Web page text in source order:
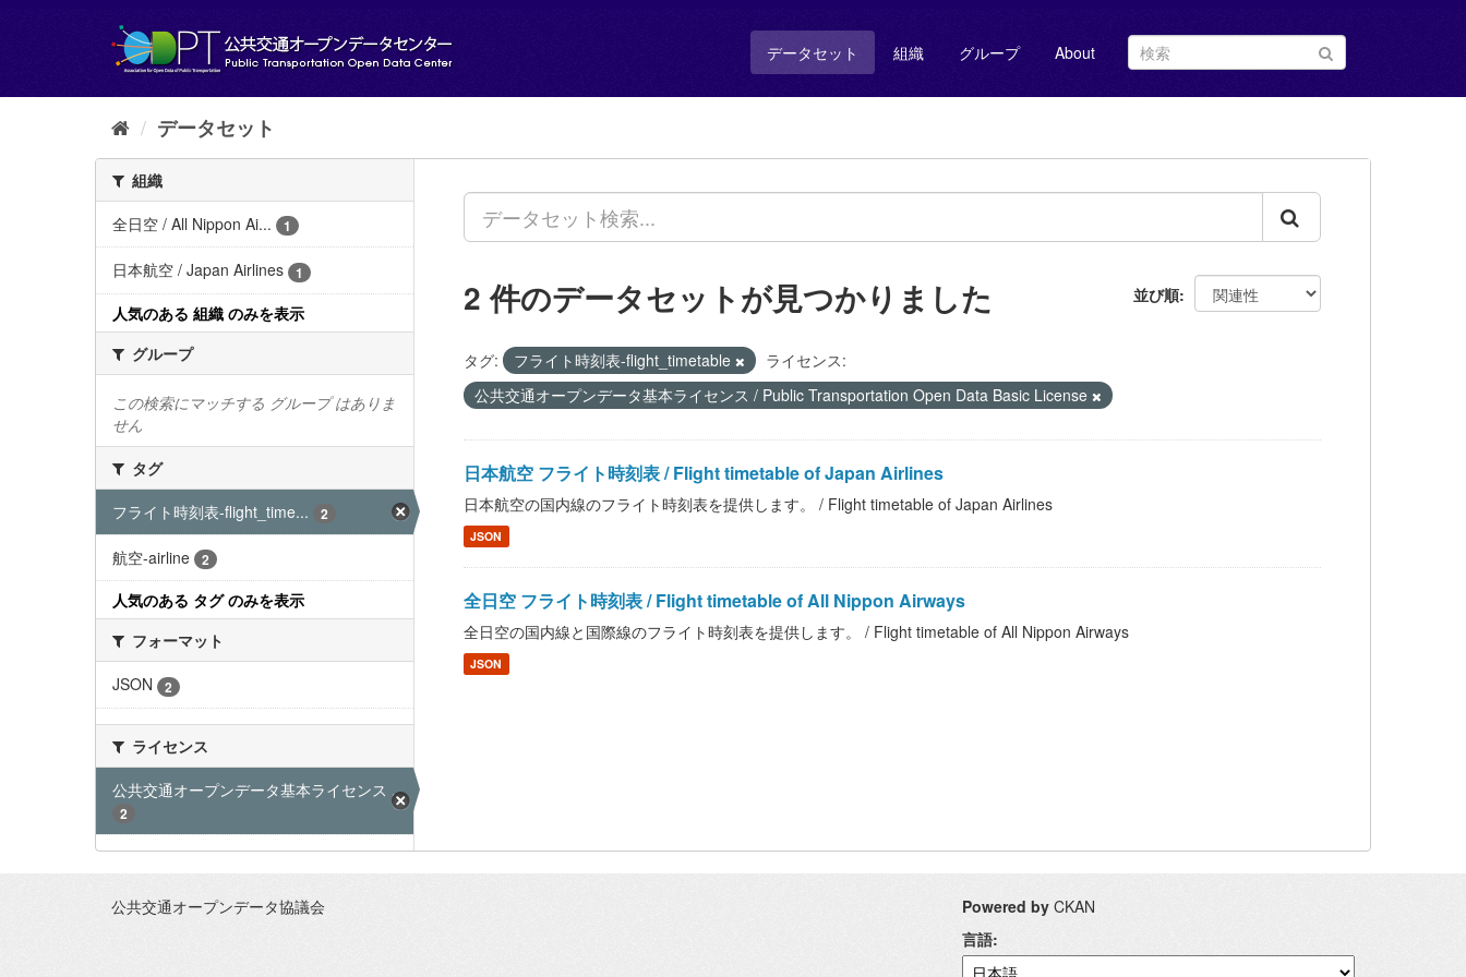
し
データセット 組織 グループ About
データセット
組織
全日空 / All Nippon Ai...
1
日本航空 / Japan Airlines 1
人気のある 組織 のみを表示
グループ
この検索にマッチする グループ はありま
せん
タグ
フライト時刻表-flight_time...
2
航空-airline 2
人気のある タグ のみを表示
フォーマット
JSON
2
ライセンス
公共交通オープンデータ基本ライセンス ...
2
並び順
2 件のデータセットが見つかりました
タグ: フライト時刻表-flight_timetable
ライセンス:
公共交通オープンデータ基本ライセンス / Public Transportation Open Data Basic License
日本航空 フライト時刻表 / Flight timetable of Japan Airlines
日本航空の国内線のフライト時刻表を提供します。 / Flight timetable of Japan Airlines
JSON
全日空 フライト時刻表 / Flight timetable of All Nippon Airways
全日空の国内線と国際線のフライト時刻表を提供します。 / Flight timetable of All Nippon Airways
JSON
公共交通オープンデータ協議会 Powered by CKAN
言語